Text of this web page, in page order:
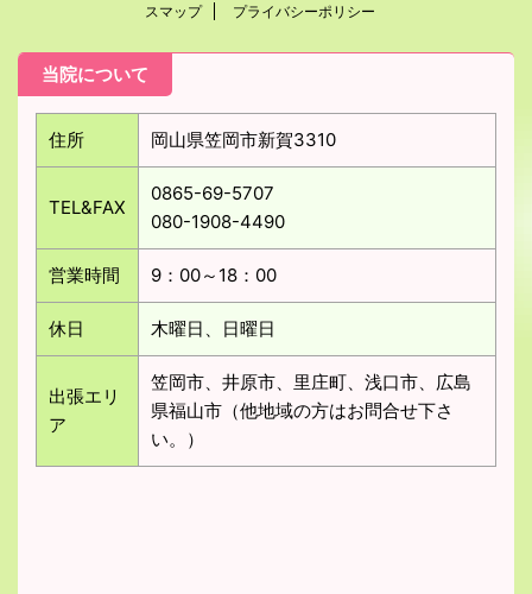
スマップ
プライバシーポリシー
当院について
住所 岡山県笠岡市新賀3310
TEL&FAX
0865-69-5707
080-1908-4490
営業時間 9：00～18：00
休日 木曜日、日曜日
出張エリ
ア
笠岡市、井原市、里庄町、浅口市、広島
県福山市（他地域の方はお問合せ下さ
い。）